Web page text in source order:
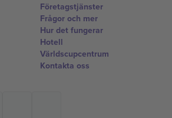
Företagstjänster
Frågor och mer
Hur det fungerar
Hotell
Världscupcentrum
Kontakta oss